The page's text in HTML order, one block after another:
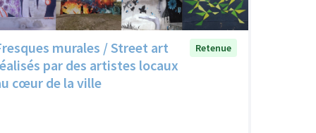
murales / Street art
par des artistes locaux
cœur de la ville
Retenue